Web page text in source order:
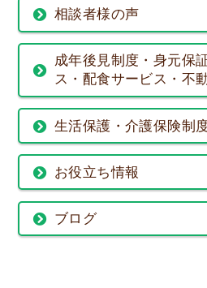
相談者様の声
成年後見制度・身元保
ス・配食サービス・不
生活保護・介護保険制
お役立ち情報
ブログ